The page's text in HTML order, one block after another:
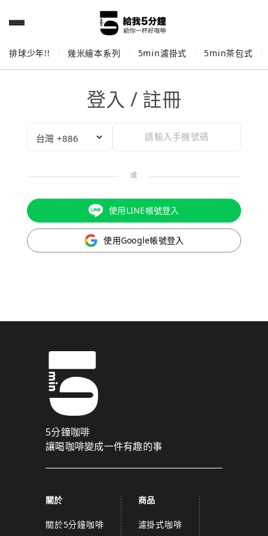
排球少年!! 幾米繪本系列 5min濾掛式 5min茶包式
登入 / 註冊
或
使用LINE帳號登入
使用Google帳號登入
5分鐘咖啡
讓喝咖啡變成一件有趣的事
關於
關於5分鐘咖啡
商品
濾掛式咖啡
取消
驗證碼已成功發送至您的手機門號！
為了維護您的權益，請於 10 分鐘內填寫認證碼。